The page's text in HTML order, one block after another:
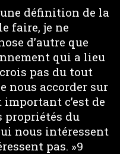
définition de la
faire, je ne
d’autre que
qui a lieu
pas du tout
nous accorder sur
c’est de
propriétés du
nous intéressent
pas. »9